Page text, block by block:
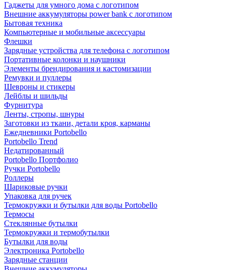
Гаджеты для умного дома с логотипом
Внешние аккумуляторы power bank с логотипом
Бытовая техника
Компьютерные и мобильные аксессуары
Флешки
Зарядные устройства для телефона с логотипом
Портативные колонки и наушники
Элементы брендирования и кастомизации
Ремувки и пуллеры
Шевроны и стикеры
Лейблы и шильды
Фурнитура
Ленты, стропы, шнуры
Заготовки из ткани, детали кроя, карманы
Ежедневники Portobello
Portobello Trend
Недатированный
Portobello Портфолио
Ручки Portobello
Роллеры
Шариковые ручки
Упаковка для ручек
Термокружки и бутылки для воды Portobello
Термосы
Стеклянные бутылки
Термокружки и термобутылки
Бутылки для воды
Электроника Portobello
Зарядные станции